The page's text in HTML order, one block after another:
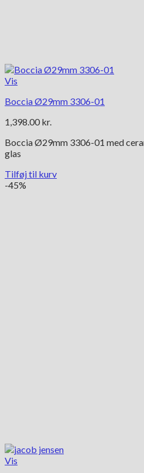
Vis
Boccia Ø29mm 3306-01
1,398.00 kr.
Boccia Ø29mm 3306-01 med
glas
Tilføj til kurv
-45%
Vis